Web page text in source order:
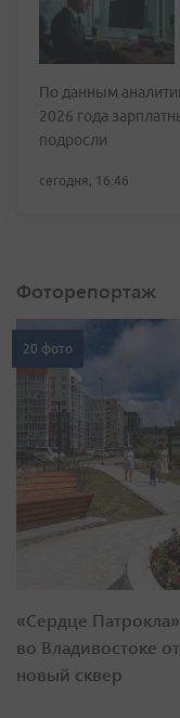
По данным
2026 года
подросли
сегодня, 16:46
Фоторепортаж
20 фото
«Сердце
во Владивостоке
новый сквер